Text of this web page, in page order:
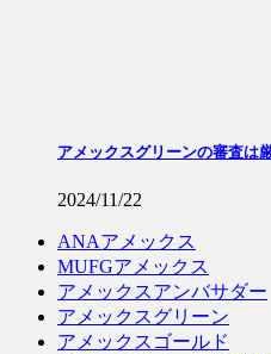
アメックスグリーンの審査は
2024/11/22
ANAアメックス
MUFGアメックス
アメックスアンバサダー
アメックスグリーン
アメックスゴールド